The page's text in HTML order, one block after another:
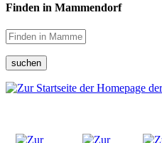
Finden in Mammendorf
suchen